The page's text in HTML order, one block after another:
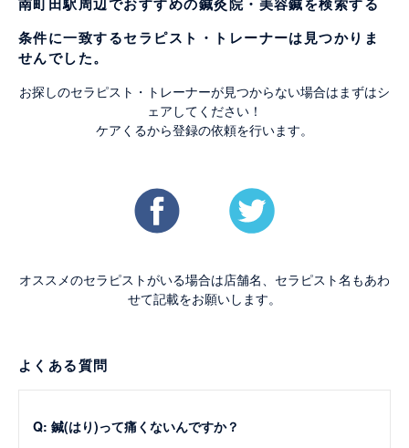
南町田駅周辺でおすすめの鍼灸院・美容鍼を検索する
条件に一致するセラピスト・トレーナーは見つかりま
せんでした。
お探しのセラピスト・トレーナーが見つからない場合はまずはシ
ェアしてください！
ケアくるから登録の依頼を行います。
オススメのセラピストがいる場合は店舗名、セラピスト名もあわ
せて記載をお願いします。
よくある質問
Q: 鍼(はり)って痛くないんですか？